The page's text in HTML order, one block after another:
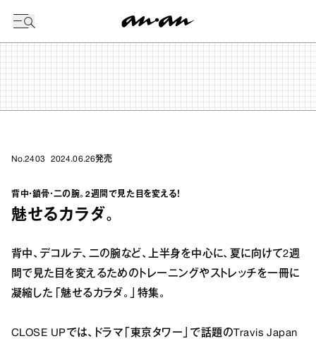
No.2403 2024.06.26発売
背中・鎖骨・二の腕。2週間で見た目を変える！
魅せるカラダ。
背中、デコルテ、二の腕など、上半身を中心に、夏に向けて2週
間で見た目を変えるためのトレーニングやストレッチを一冊に
凝縮した「魅せるカラダ。」特集。
CLOSE UPでは、ドラマ「東京タワー」で話題のTravis Japan